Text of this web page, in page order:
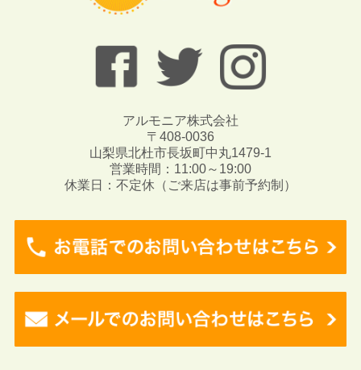
アルモニア株式会社
〒408-0036
山梨県北杜市長坂町中丸1479-1
営業時間：11:00～19:00
休業日：不定休（ご来店は事前予約制）